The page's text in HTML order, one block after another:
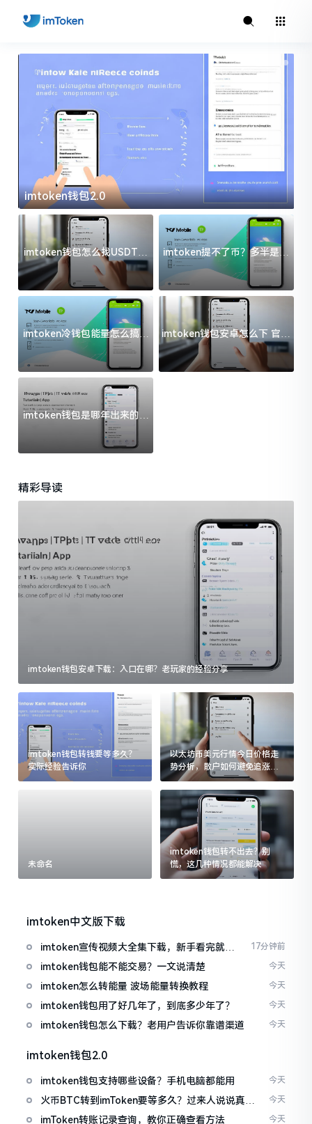
imtoken钱包2.0
imtoken钱包怎么找USDT地
址？三步搞定不踩坑
imtoken提不了币？多半是这
几件事没处理好
imtoken冷钱包能量怎么搞？
过来人告诉你门道
imtoken钱包安卓怎么下 官方
渠道避坑指南
imtoken钱包是哪年出来的？
一文给你说清楚
精彩导读
imtoken钱包安卓下载：入口在哪？老玩家的经验分享
imtoken钱包转钱要等多久？
实际经验告诉你
以太坊币美元行情今日价格走
势分析，散户如何避免追涨杀
跌被套牢
未命名
imtoken钱包转不出去？别
慌，这几种情况都能解决
imtoken中文版下载
imtoken宣传视频大全集下载，新手看完就懂
怎么用
17分钟前
imtoken钱包能不能交易？一文说清楚 今天
imtoken怎么转能量 波场能量转换教程 今天
imtoken钱包用了好几年了，到底多少年了？ 今天
imtoken钱包怎么下载？老用户告诉你靠谱渠道 今天
imtoken钱包2.0
imtoken钱包支持哪些设备？手机电脑都能用 今天
火币BTC转到imToken要等多久？过来人说说真实
情况
今天
imToken转账记录查询，教你正确查看方法 今天